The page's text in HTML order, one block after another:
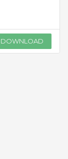
DOWNLOAD